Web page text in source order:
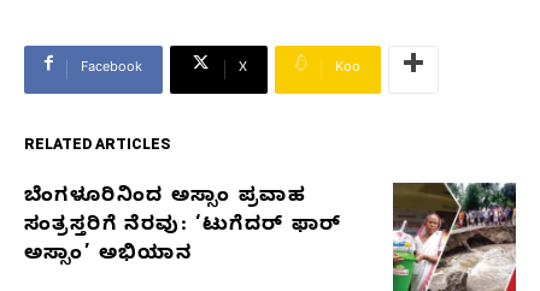
Facebook X Koo
RELATED ARTICLES
RELATED
ARTICLES
ಬೆಂಗಳೂರಿನಿಂದ ಅಸ್ಸಾಂ ಪ್ರವಾಹ
ಸಂತ್ರಸ್ತರಿಗೆ ನೆರವು: ‘ಟುಗೆದರ್ ಫಾರ್
ಅಸ್ಸಾಂ’ ಅಭಿಯಾನ